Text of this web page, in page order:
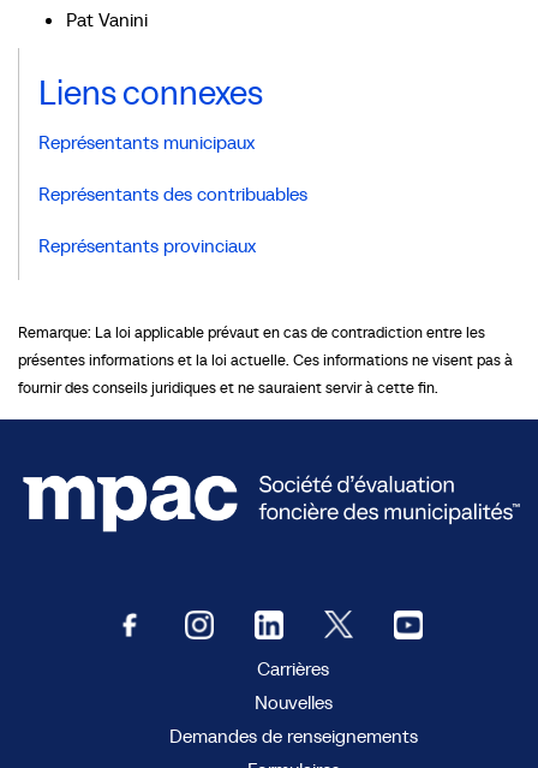
Pat Vanini
Liens connexes
Représentants municipaux
Représentants des contribuables
Représentants provinciaux
Remarque: La loi applicable prévaut en cas de contradiction entre les
présentes informations et la loi actuelle. Ces informations ne visent pas à
fournir des conseils juridiques et ne sauraient servir à cette fin.
Carrières
Nouvelles
Demandes de renseignements